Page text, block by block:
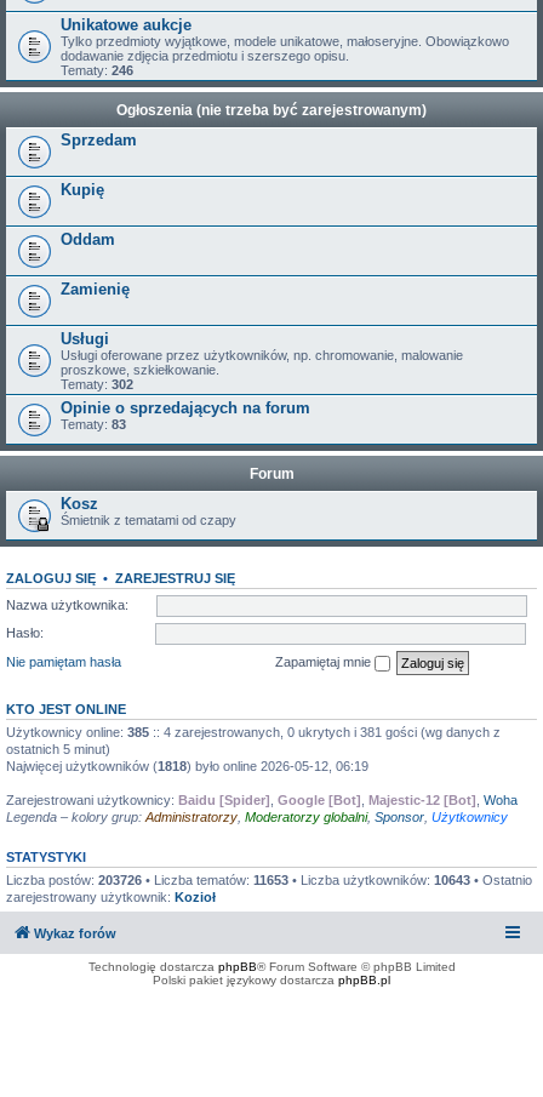
Unikatowe aukcje
Tylko przedmioty wyjątkowe, modele unikatowe, małoseryjne. Obowiązkowo
dodawanie zdjęcia przedmiotu i szerszego opisu.
Tematy: 246
Ogłoszenia (nie trzeba być zarejestrowanym)
Sprzedam
Kupię
Oddam
Zamienię
Usługi
Usługi oferowane przez użytkowników, np. chromowanie, malowanie
proszkowe, szkiełkowanie.
Tematy: 302
Opinie o sprzedających na forum
Tematy: 83
Forum
Kosz
Śmietnik z tematami od czapy
ZALOGUJ SIĘ • ZAREJESTRUJ SIĘ
Nazwa użytkownika:
Hasło:
Nie pamiętam hasła
Zapamiętaj mnie
KTO JEST ONLINE
Użytkownicy online: 385 :: 4 zarejestrowanych, 0 ukrytych i 381 gości (wg danych z
ostatnich 5 minut)
Najwięcej użytkowników (1818) było online 2026-05-12, 06:19
Zarejestrowani użytkownicy: Baidu [Spider] Google [Bot] Majestic-12 [Bot] Woha
Legenda – kolory grup: Administratorzy Moderatorzy globalni, Sponsor Użytkownicy
STATYSTYKI
Liczba postów: 203726 • Liczba tematów: 11653 • Liczba użytkowników: 10643 • Ostatnio
zarejestrowany użytkownik: Kozioł
Wykaz forów
Technologię dostarcza phpBB® Forum Software © phpBB Limited
Polski pakiet językowy dostarcza phpBB.pl